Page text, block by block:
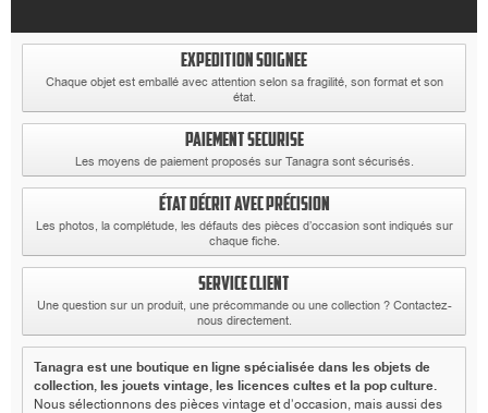
EXPEDITION SOIGNEE
Chaque objet est emballé avec attention selon sa fragilité, son format et son
état.
PAIEMENT SECURISE
Les moyens de paiement proposés sur Tanagra sont sécurisés.
ÉTAT DÉCRIT AVEC PRÉCISION
Les photos, la complétude, les défauts des pièces d’occasion sont indiqués sur
chaque fiche.
SERVICE CLIENT
Une question sur un produit, une précommande ou une collection ? Contactez-
nous directement.
Tanagra est une boutique en ligne spécialisée dans les objets de
collection, les jouets vintage, les licences cultes et la pop culture.
Nous sélectionnons des pièces vintage et d’occasion, mais aussi des